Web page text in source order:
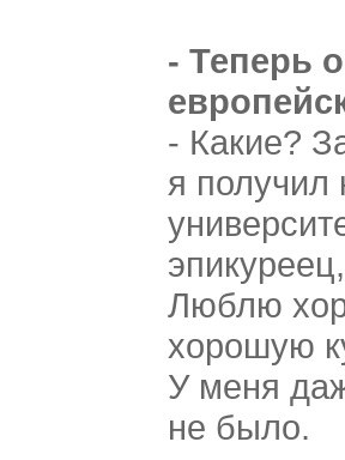
- Теперь
- Какие?
я получил
Люблю
хорошую
У меня
не было.